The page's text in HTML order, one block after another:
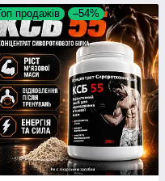
продажів –54%